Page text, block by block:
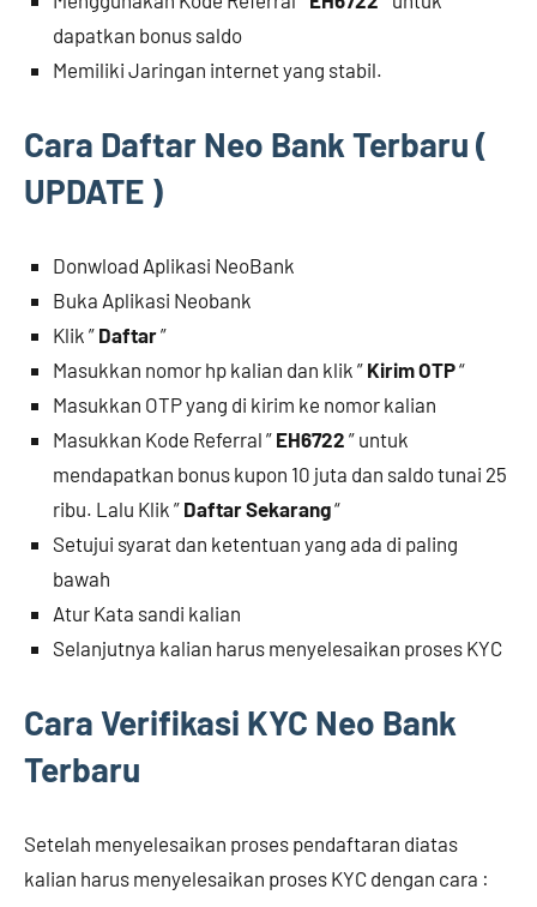
dapatkan bonus saldo
Memiliki Jaringan internet yang stabil.
Cara Daftar Neo Bank Terbaru (
UPDATE )
Donwload Aplikasi NeoBank
Buka Aplikasi Neobank
Klik ” Daftar”
Masukkan nomor hp kalian dan klik ” Kirim OTP“
Masukkan OTP yang di kirim ke nomor kalian
Masukkan Kode Referral ” EH6722 ” untuk
mendapatkan bonus kupon 10 juta dan saldo tunai 25
ribu. Lalu Klik ” Daftar Sekarang“
Setujui syarat dan ketentuan yang ada di paling
bawah
Atur Kata sandi kalian
Selanjutnya kalian harus menyelesaikan proses KYC
Cara Verifikasi KYC Neo Bank
Terbaru
Setelah menyelesaikan proses pendaftaran diatas
kalian harus menyelesaikan proses KYC dengan cara :